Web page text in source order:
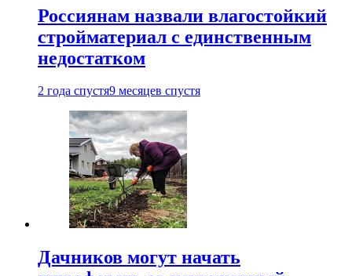
Россиянам назвали влагостойкий
стройматериал с единственным
недостатком
2 года спустя9 месяцев спустя
Дачников могут начать